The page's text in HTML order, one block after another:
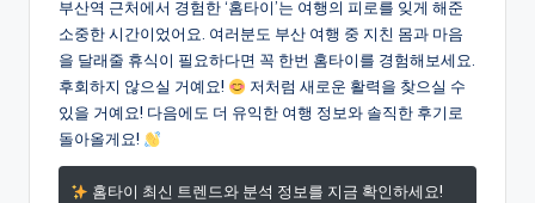
부산역 근처에서 경험한 ‘홈타이’는 여행의 피로를 잊게 해준
소중한 시간이었어요. 여러분도 부산 여행 중 지친 몸과 마음
을 달래줄 휴식이 필요하다면 꼭 한번 홈타이를 경험해보세요.
후회하지 않으실 거예요!
저처럼 새로운 활력을 찾으실 수
있을 거예요! 다음에도 더 유익한 여행 정보와 솔직한 후기로
돌아올게요!
홈타이 최신 트렌드와 분석 정보를 지금 확인하세요!